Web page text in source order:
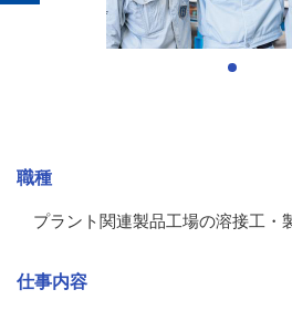
職種
プラント関連製品工場の溶接工・
仕事内容